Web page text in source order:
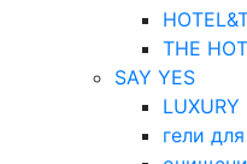
THE
SAY YES
LUXURY
гели